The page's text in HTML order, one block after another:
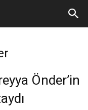
Önder’in